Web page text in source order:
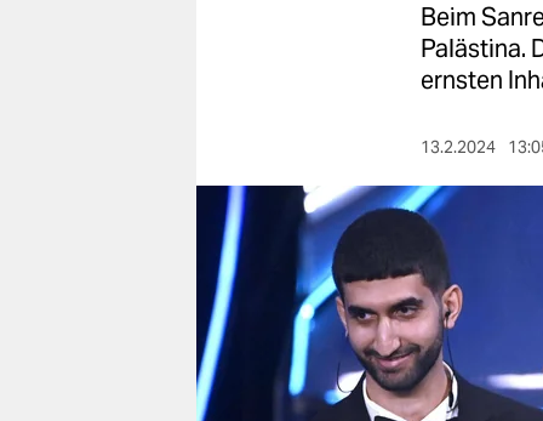
berlin
nord
wahrheit
verlag
Beim
Palästina.
ernsten
13.2.2024